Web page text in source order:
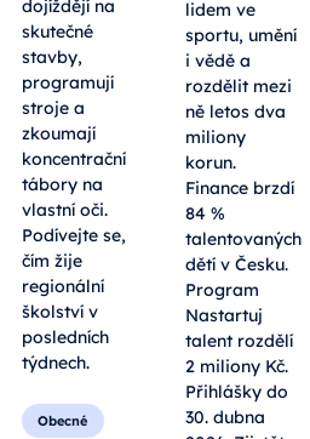
dojíždějí na
skutečné
stavby,
programují
stroje a
zkoumají
koncentrační
tábory na
vlastní oči.
Podívejte se,
čím žije
regionální
školství v
posledních
týdnech.
Obecné
lidem ve
sportu, umění
i vědě a
rozdělit mezi
ně letos dva
miliony
korun.
Finance brzdí
84 %
talentovaných
dětí v Česku.
Program
Nastartuj
talent rozdělí
2 miliony Kč.
Přihlášky do
30. dubna